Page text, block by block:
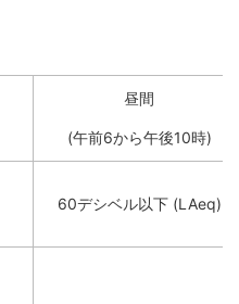
昼間
(午前6から午後10時)
60デシベル以下 (LAeq)